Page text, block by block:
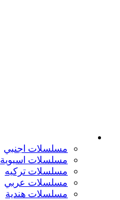
مسلسلات اجنبي
مسلسلات اسيوية
مسلسلات تركيه
مسلسلات عربي
مسلسلات هندية